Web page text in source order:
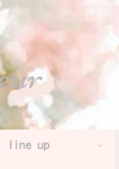
line up